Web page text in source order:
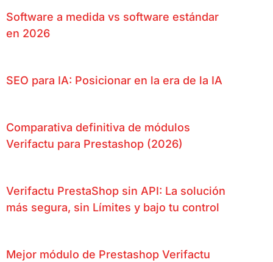
Software a medida vs software estándar
en 2026
SEO para IA: Posicionar en la era de la IA
Comparativa definitiva de módulos
Verifactu para Prestashop (2026)
Verifactu PrestaShop sin API: La solución
más segura, sin Límites y bajo tu control
Mejor módulo de Prestashop Verifactu